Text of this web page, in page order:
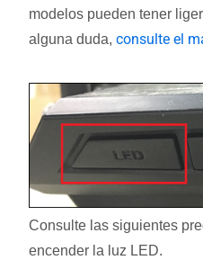
modelos pueden tener
alguna duda, consulte el
Consulte las siguientes
encender la luz LED.